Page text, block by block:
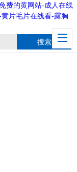
费的黄网站-成人在线
片毛片在线看-露胸